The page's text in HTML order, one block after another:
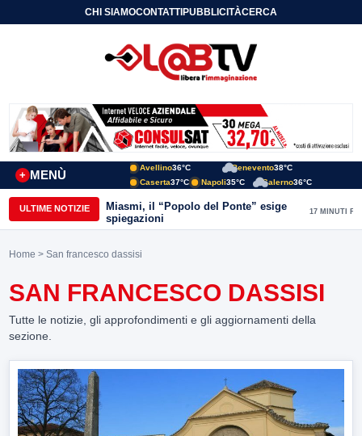
CHI SIAMOCONTATTIPUBBLICITÀCERCA
MENÙ
+
Avellino36°C Benevento38°C
Caserta37°C Napoli35°C Salerno36°C
ULTIME NOTIZIE
Miasmi, il “Popolo del Ponte” esige
spiegazioni
17 MINUTI FA
Home > San francesco dassisi
SAN FRANCESCO DASSISI
Tutte le notizie, gli approfondimenti e gli aggiornamenti della
sezione.